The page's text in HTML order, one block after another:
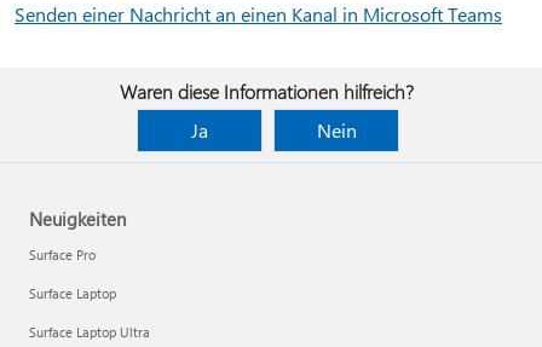
Senden einer Nachricht an einen Kanal in Microsoft Teams
Waren diese Informationen hilfreich?
Ja
Nein
Neuigkeiten
Surface Pro
Surface Laptop
Surface Laptop Ultra